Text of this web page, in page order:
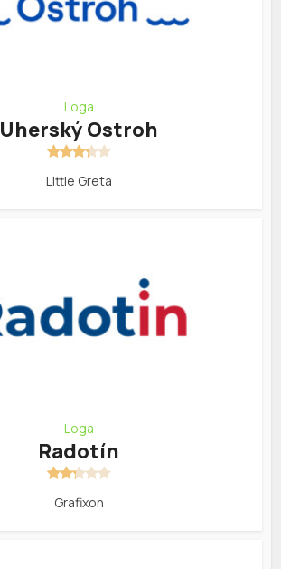
Loga
Uherský Ostroh
Little Greta
Loga
Radotín
Grafixon